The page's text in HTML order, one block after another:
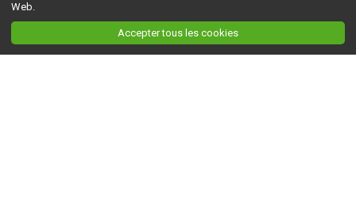
Web.
Accepter tous les cookies